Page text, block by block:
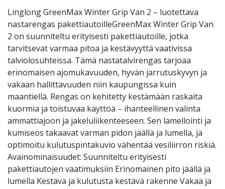
Linglong GreenMax Winter Grip Van 2 – luotettava
nastarengas pakettiautoilleGreenMax Winter Grip Van
2 on suunniteltu erityisesti pakettiautoille, jotka
tarvitsevat varmaa pitoa ja kestävyyttä vaativissa
talviolosuhteissa. Tämä nastatalvirengas tarjoaa
erinomaisen ajomukavuuden, hyvän jarrutuskyvyn ja
vakaan hallittavuuden niin kaupungissa kuin
maantiellä. Rengas on kehitetty kestämään raskaita
kuormia ja toistuvaa käyttöä – ihanteellinen valinta
ammattiajoon ja jakeluliikenteeseen. Sen lamellointi ja
kumiseos takaavat varman pidon jäällä ja lumella, ja
optimoitu kulutuspintakuvio vähentää vesiliirron riskiä.
Avainominaisuudet: Suunniteltu erityisesti
pakettiautojen vaatimuksiin Erinomainen pito jäällä ja
lumella Kestävä ja kulutusta kestävä rakenne Vakaa ja